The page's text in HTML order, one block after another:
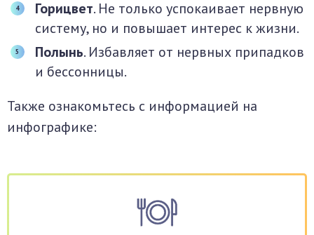
Горицвет. Не только успокаивает нервную
систему, но и повышает интерес к жизни.
Полынь. Избавляет от нервных припадков
и бессонницы.
Также ознакомьтесь с информацией на
инфографике: